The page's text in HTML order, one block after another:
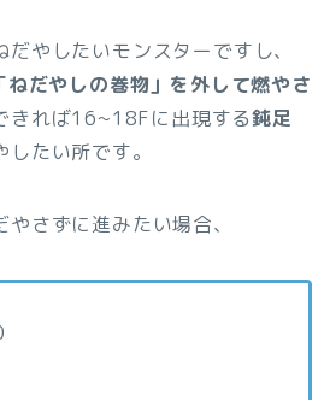
やしたいモンスターですし、
だやしの巻物」を外して燃やさ
きれば16~18Fに出現する鈍足
したい所です。
さずに進みたい場合、